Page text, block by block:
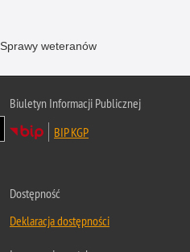
Sprawy weteranów
Biuletyn Informacji Publicznej
BIP KGP
Dostępność
Deklaracja dostępności